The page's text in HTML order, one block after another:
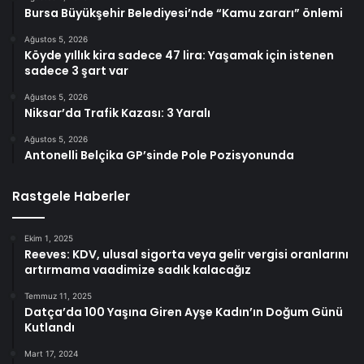
Bursa Büyükşehir Belediyesi’nde “Kamu zararı” önlemi
Ağustos 5, 2026
Köyde yıllık kira sadece 47 lira: Yaşamak için istenen
sadece 3 şart var
Ağustos 5, 2026
Niksar’da Trafik Kazası: 3 Yaralı
Ağustos 5, 2026
Antonelli Belçika GP’sinde Pole Pozisyonunda
Rastgele Haberler
Ekim 1, 2025
Reeves: KDV, ulusal sigorta veya gelir vergisi oranlarını
artırmama vaadimize sadık kalacağız
Temmuz 11, 2025
Datça’da 100 Yaşına Giren Ayşe Kadın’ın Doğum Günü
Kutlandı
Mart 17, 2024